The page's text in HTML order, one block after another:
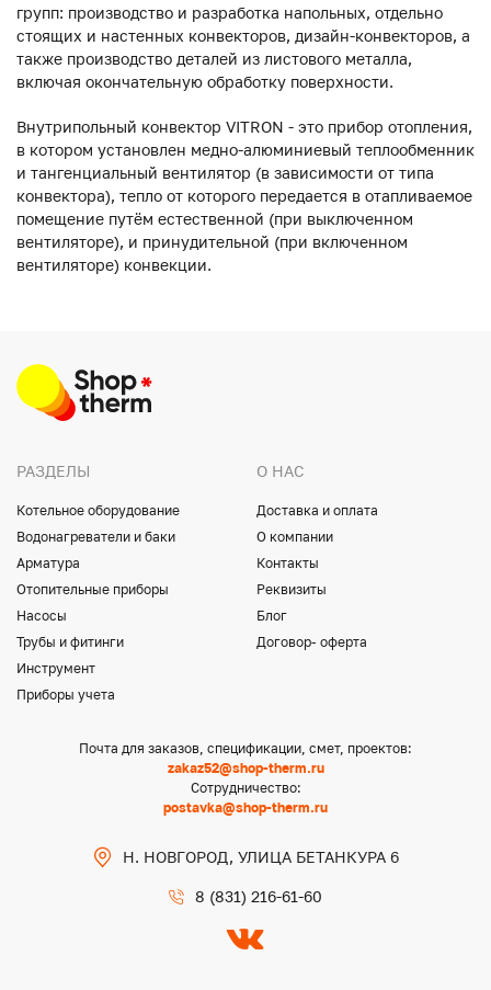
групп: производство и разработка напольных, отдельно
стоящих и настенных конвекторов, дизайн-конвекторов, а
также производство деталей из листового металла,
включая окончательную обработку поверхности.
Внутрипольный конвектор VITRON - это прибор отопления,
в котором установлен медно-алюминиевый теплообменник
и тангенциальный вентилятор (в зависимости от типа
конвектора), тепло от которого передается в отапливаемое
помещение путём естественной (при выключенном
вентиляторе), и принудительной (при включенном
вентиляторе) конвекции.
РАЗДЕЛЫ
Котельное оборудование
Водонагреватели и баки
Арматура
Отопительные приборы
Насосы
Трубы и фитинги
Инструмент
Приборы учета
О НАС
Доставка и оплата
О компании
Контакты
Реквизиты
Блог
Договор- оферта
Почта для заказов, спецификации, смет, проектов:
zakaz52@shop-therm.ru
Сотрудничество:
postavka@shop-therm.ru
Н. НОВГОРОД, УЛИЦА БЕТАНКУРА 6
8 (831) 216-61-60